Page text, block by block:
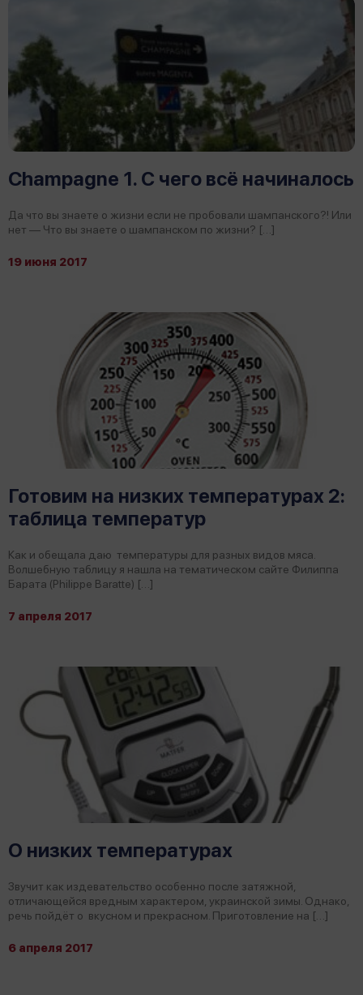
Champagne 1. С чего всё начиналось
Да что вы знаете о жизни если не пробовали шампанского?! Или
нет — Что вы знаете о шампанском по жизни? […]
19 июня 2017
Готовим на низких температурах 2:
таблица температур
Как и обещала даю температуры для разных видов мяса.
Волшебную таблицу я нашла на тематическом сайте Филиппа
Барата (Philippe Baratte) […]
7 апреля 2017
О низких температурах
Звучит как издевательство особенно после затяжной,
отличающейся вредным характером, украинской зимы. Однако,
речь пойдёт о вкусном и прекрасном. Приготовление на […]
6 апреля 2017